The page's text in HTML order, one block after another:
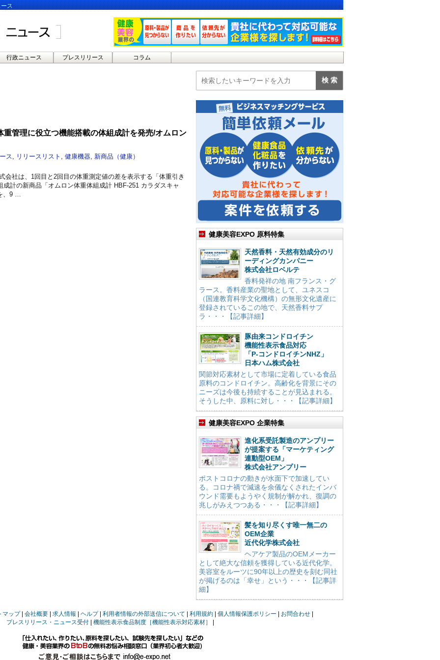
ス
行政ニュース プレスリリース コラム
重管理に役立つ機能搭載の体組成計を発売/オムロン
ス リリースリスト 健康機器
新商品（健康）
会社は、1回目と2回目の体重測定値の差を表示する「体重引き
成計の新商品「オムロン体重体組成計 HBF-251 カラダスキャ
、9 …
健康美容EXPO 原料特集
天然香料・天然有効成分のリ
ーディングカンパニー
株式会社ロベルテ
香料発祥の地 南フランス・グ
ラース。香料産業の聖地として、ユネスコ
（国連教育科学文化機構）の無形文化遺産に
登録されているこの地で、天然香料サプ
ラ・・・【記事詳細】
豚由来コンドロイチン
機能性表示食品対応
「P-コンドロイチンNHZ」
日本ハム株式会社
関節対応素材として市場に定着している食品
原料のコンドロイチン。高齢化を背景にその
ニーズは今後も持続することが見込まれる。
そうした中、原料に対し・・・【記事詳細】
健康美容EXPO 企業特集
進化系受託製造のアンプリー
が提案する「マーケティング
連動型OEM」
株式会社アンプリー
ポストコロナの動きが水面下で加速してい
る。コロナ禍で減速を余儀なくされたインバ
ウンド需要もようやく規制が解かれ、復調の
兆しがみえつつある・・・【記事詳細】
髪を知り尽くす唯一無二の
OEM企業
近代化学株式会社
ヘアケア製品のOEMメーカー
として絶大な信頼を獲得している近代化学。
美容室をルーツに90年以上の歴史を刻む同社
が掲げるのは「幸せ」という・・・【記事詳
細】
マップ 会社概要 求人情報 ヘルプ 利用者情報の外部送信について 利用規約 個人情報保護ポリシー
お問合わせ
プレスリリース・ニュース受付
機能性表示食品制度［機能性表示対応素材］